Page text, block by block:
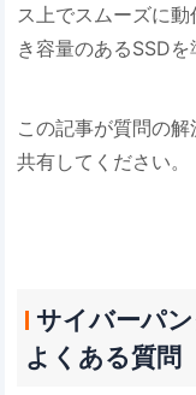
ス上でスムーズに
き容量のあるSSDを
この記事が質問の
共有してください。
サイバーパ
よくある質問